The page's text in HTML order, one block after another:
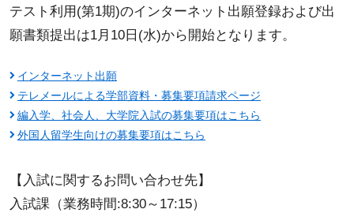
テスト利用(第1期)のインターネット出願登録および出
願書類提出は1月10日(水)から開始となります。
インターネット出願
テレメールによる学部資料・募集要項請求ページ
編入学、社会人、大学院入試の募集要項はこちら
外国人留学生向けの募集要項はこちら
【入試に関するお問い合わせ先】
入試課（業務時間:8:30～17:15）